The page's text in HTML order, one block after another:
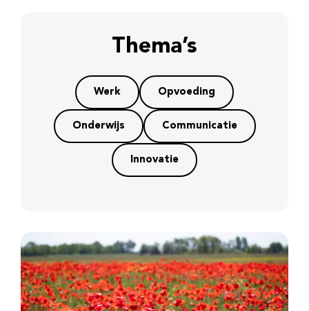
Thema’s
Werk Opvoeding
Onderwijs Communicatie
Innovatie